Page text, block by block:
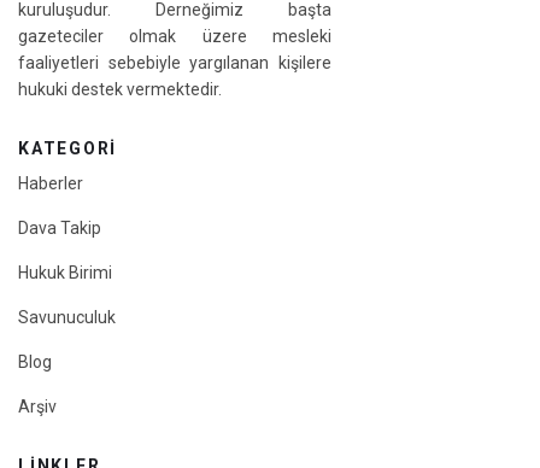
kuruluşudur. Derneğimiz başta
gazeteciler olmak üzere mesleki
faaliyetleri sebebiyle yargılanan kişilere
hukuki destek vermektedir.
KATEGORI
Haberler
Dava Takip
Hukuk Birimi
Savunuculuk
Blog
Arşiv